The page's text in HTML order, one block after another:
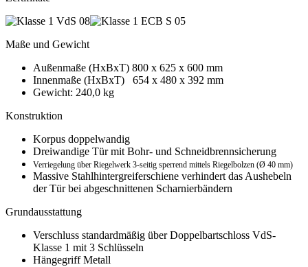
Maße und Gewicht
Außenmaße (HxBxT) 800 x 625 x 600 mm
Innenmaße (HxBxT) 654 x 480 x 392 mm
Gewicht: 240,0 kg
Konstruktion
Korpus doppelwandig
Dreiwandige Tür mit Bohr- und Schneidbrennsicherung
Verriegelung über Riegelwerk 3-seitig sperrend mittels Riegelbolzen (Ø 40 mm)
Massive Stahlhintergreiferschiene verhindert das Aushebeln
der Tür bei abgeschnittenen Scharnierbändern
Grundausstattung
Verschluss standardmäßig über Doppelbartschloss VdS-
Klasse 1 mit 3 Schlüsseln
Hängegriff Metall